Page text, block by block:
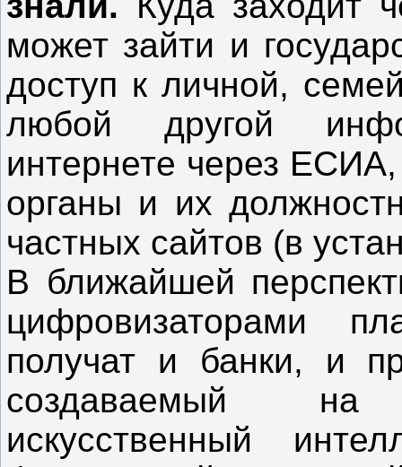
может зайти и
доступ к личной,
любой другой
интернете через
органы и их
частных сайтов (в
В ближайшей
цифровизаторами
получат и банки, и
создаваемый на
искусственный